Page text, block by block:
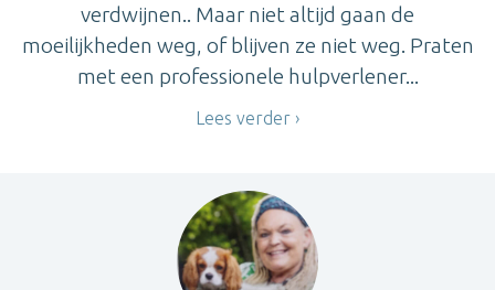
verdwijnen.. Maar niet altijd gaan de
moeilijkheden weg, of blijven ze niet weg. Praten
met een professionele hulpverlener...
Lees verder